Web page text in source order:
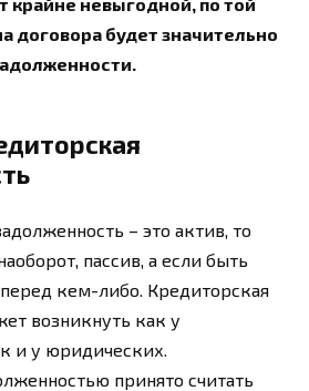
договора будет значительно
– это актив, то
пассив, а если быть
перед кем-либо. Кредиторская
возникнуть как у
и у юридических.
принято считать